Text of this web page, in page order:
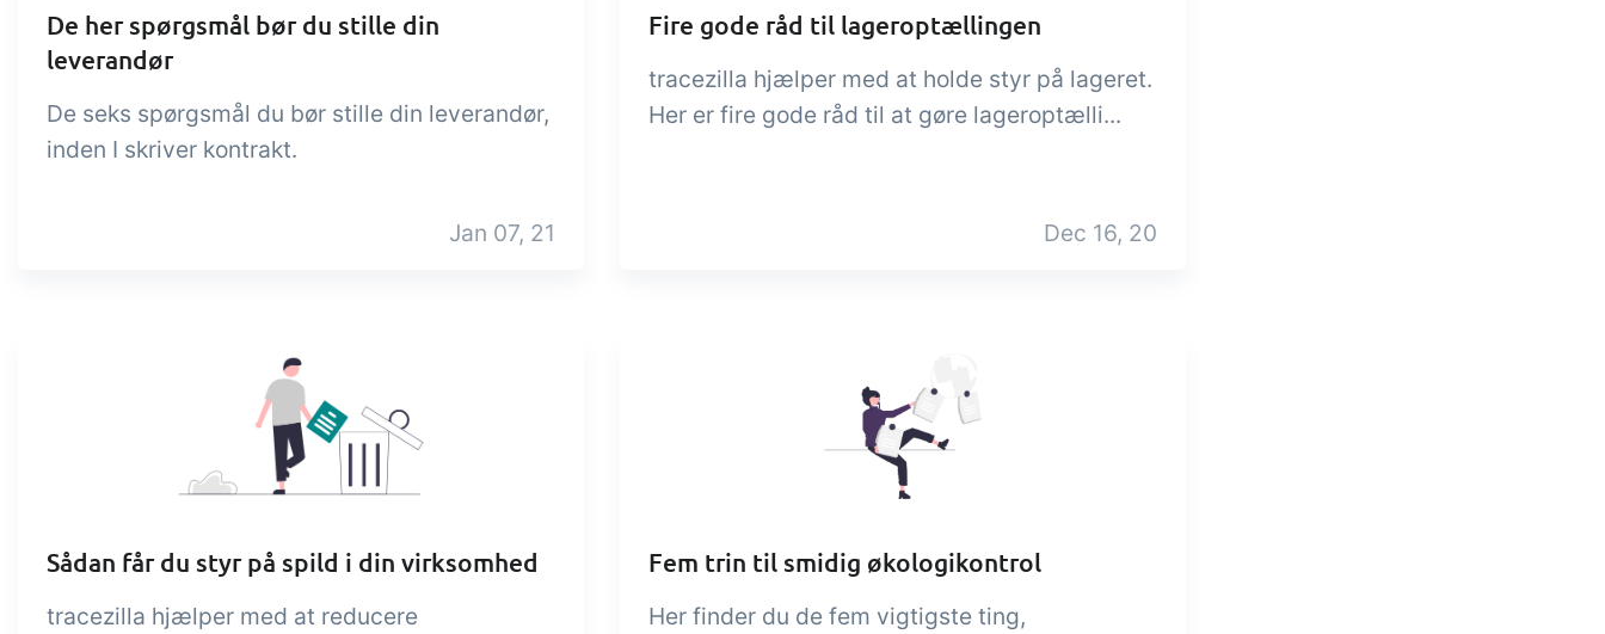
De her spørgsmål bør du stille din
leverandør
De seks spørgsmål du bør stille din leverandør,
inden I skriver kontrakt.
Jan 07, 21
Fire gode råd til lageroptællingen
tracezilla hjælper med at holde styr på lageret.
Her er fire gode råd til at gøre lageroptælli...
Dec 16, 20
Sådan får du styr på spild i din virksomhed
tracezilla hjælper med at reducere
Fem trin til smidig økologikontrol
Her finder du de fem vigtigste ting,